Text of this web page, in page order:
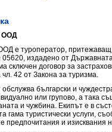
ООД
е туроператор,
издадено от
сключен договор за
чл. 42 от Закона за туризма.
български и
или групово, а така
и чужбина. Екипът е в
гама туристически услуги,
предпочитания и изисквания